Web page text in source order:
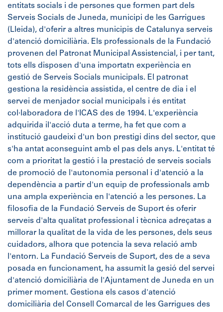
entitats socials i de persones que formen part dels
Serveis Socials de Juneda, municipi de les Garrigues
(Lleida), d'oferir a altres municipis de Catalunya serveis
d'atenció domiciliària. Els professionals de la Fundació
provenen del Patronat Municipal Assistencial, i per tant,
tots ells disposen d'una importatn experiència en
gestió de Serveis Socials municipals. El patronat
gestiona la residència assistida, el centre de dia i el
servei de menjador social municipals i és entitat
col·laboradora de l'ICAS des de 1994. L'experiència
adquirida il'acció duta a terme, ha fet que com a
institució gaudeixi d'un bon prestigi dins del sector, que
s'ha antat aconseguint amb el pas dels anys. L'entitat té
com a prioritat la gestió i la prestació de serveis socials
de promoció de l'autonomia personal i d'atenció a la
dependència a partir d'un equip de professionals amb
una ampla experiència en l'atenció a les persones. La
filosofia de la Fundació Serveis de Suport és oferir
serveis d'alta qualitat professional i tècnica adreçatas a
millorar la qualitat de la vida de les persones, dels seus
cuidadors, alhora que potencia la seva relació amb
l'entorn. La Fundació Serveis de Suport, des de a seva
posada en funcionament, ha assumit la gesió del servei
d'atenció domiciliària de l'Ajuntament de Juneda en un
primer moment. Gestiona els casos d'atenció
domiciliària del Consell Comarcal de les Garrigues des